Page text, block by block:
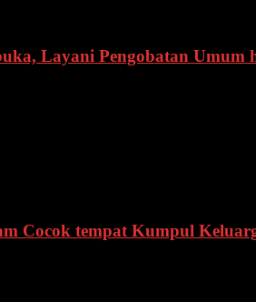
Layani Pengobatan Umum
Cocok tempat Kumpul